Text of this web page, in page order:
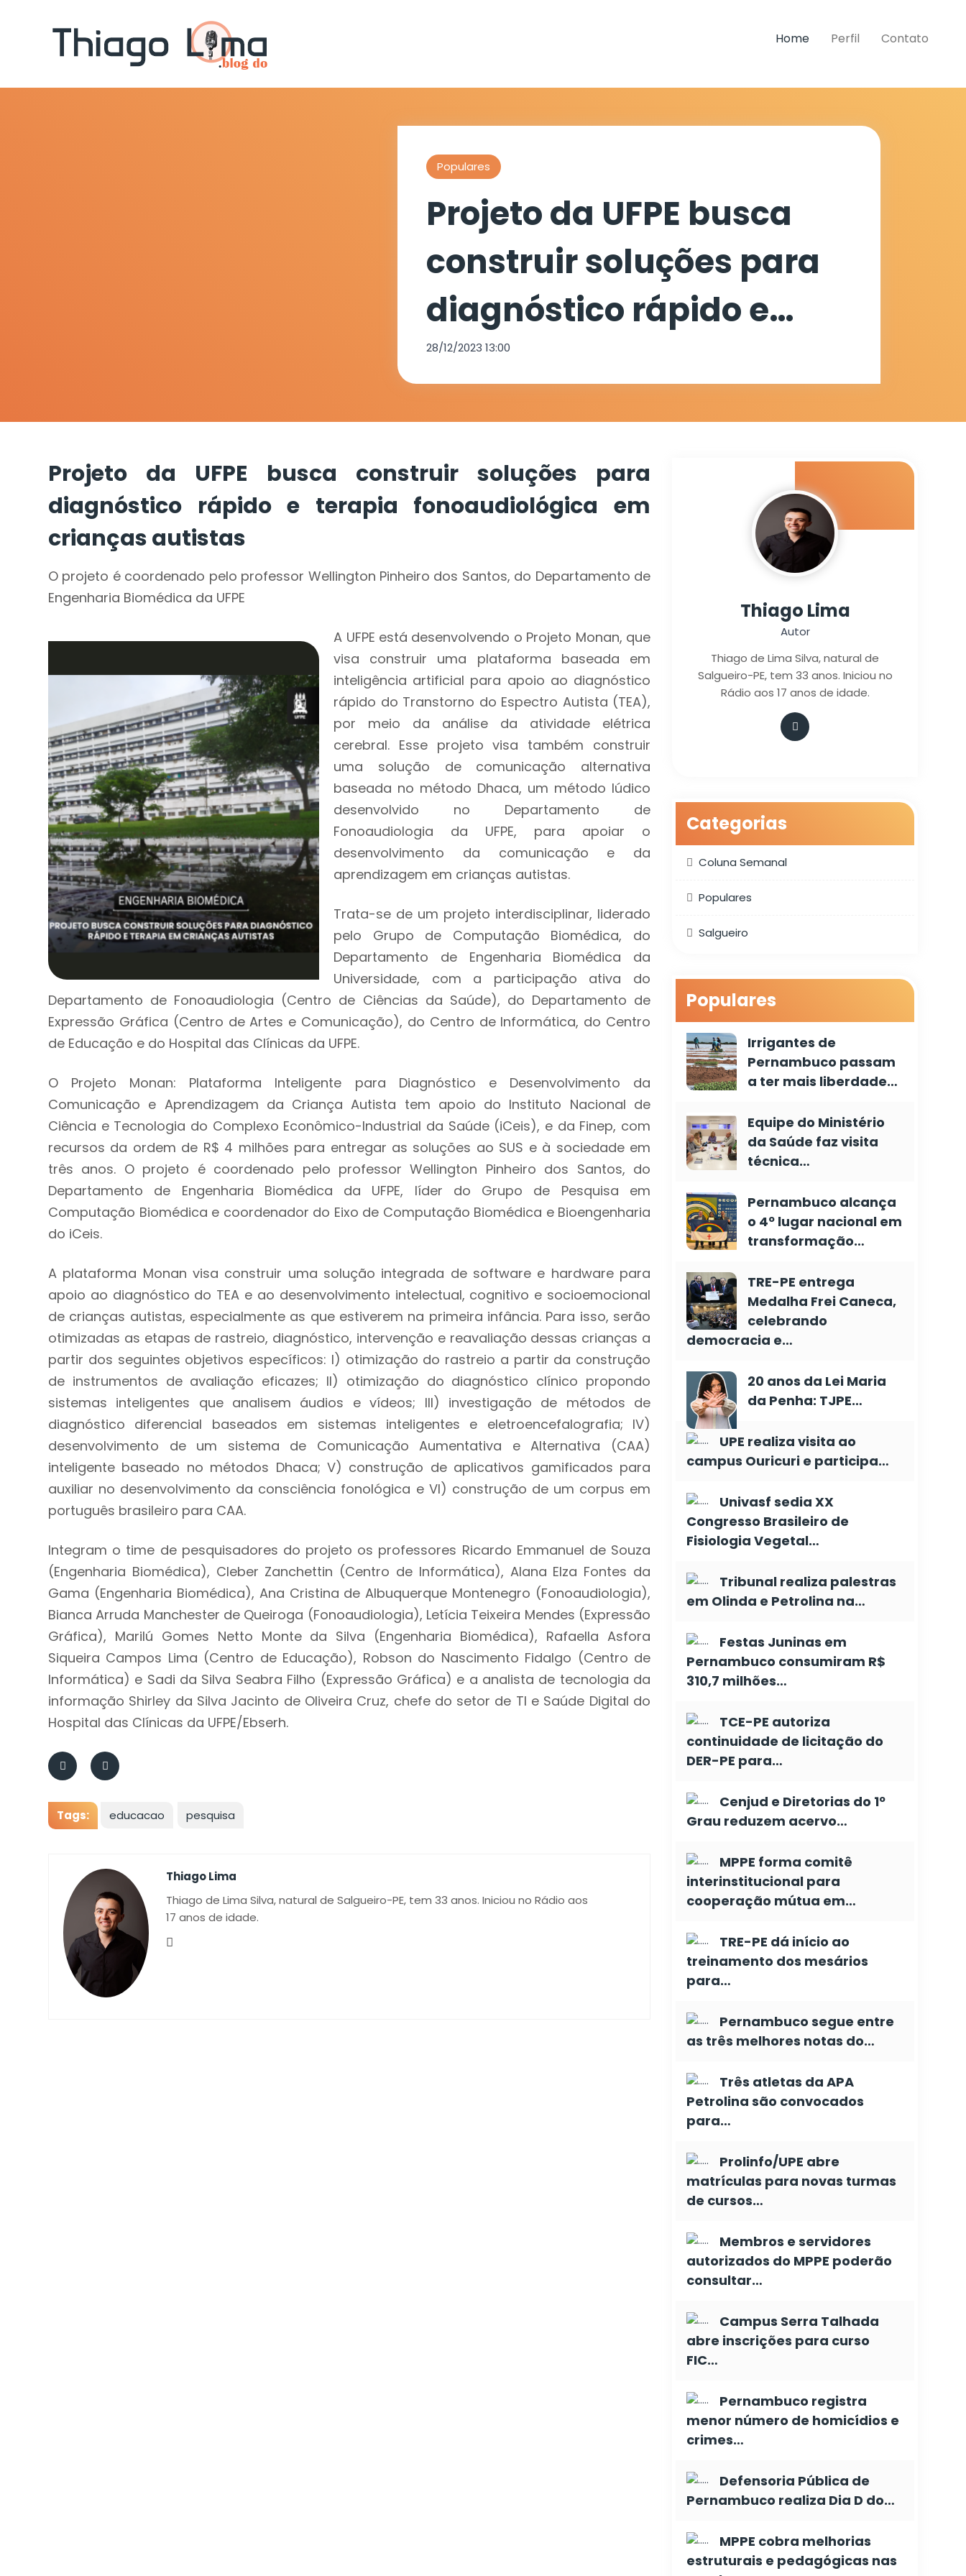
Home Perfil Contato
Populares
Projeto da UFPE busca
construir soluções para
diagnóstico rápido e
terapia fonoaudiológica
28/12/2023 13:00
Projeto da UFPE busca construir soluções para
diagnóstico rápido e terapia fonoaudiológica em
crianças autistas
O projeto é coordenado pelo professor Wellington Pinheiro dos Santos, do Departamento de
Engenharia Biomédica da UFPE
A UFPE está desenvolvendo o Projeto Monan, que
visa construir uma plataforma baseada em
inteligência artificial para apoio ao diagnóstico
rápido do Transtorno do Espectro Autista (TEA),
por meio da análise da atividade elétrica
cerebral. Esse projeto visa também construir
uma solução de comunicação alternativa
baseada no método Dhaca, um método lúdico
desenvolvido no Departamento de
Fonoaudiologia da UFPE, para apoiar o
desenvolvimento da comunicação e da
aprendizagem em crianças autistas.
Trata-se de um projeto interdisciplinar, liderado
pelo Grupo de Computação Biomédica, do
Departamento de Engenharia Biomédica da
Universidade, com a participação ativa do
Departamento de Fonoaudiologia (Centro de Ciências da Saúde), do Departamento de
Expressão Gráfica (Centro de Artes e Comunicação), do Centro de Informática, do Centro
de Educação e do Hospital das Clínicas da UFPE.
O Projeto Monan: Plataforma Inteligente para Diagnóstico e Desenvolvimento da
Comunicação e Aprendizagem da Criança Autista tem apoio do Instituto Nacional de
Ciência e Tecnologia do Complexo Econômico-Industrial da Saúde (iCeis), e da Finep, com
recursos da ordem de R$ 4 milhões para entregar as soluções ao SUS e à sociedade em
três anos. O projeto é coordenado pelo professor Wellington Pinheiro dos Santos, do
Departamento de Engenharia Biomédica da UFPE, líder do Grupo de Pesquisa em
Computação Biomédica e coordenador do Eixo de Computação Biomédica e Bioengenharia
do iCeis.
A plataforma Monan visa construir uma solução integrada de software e hardware para
apoio ao diagnóstico do TEA e ao desenvolvimento intelectual, cognitivo e socioemocional
de crianças autistas, especialmente as que estiverem na primeira infância. Para isso, serão
otimizadas as etapas de rastreio, diagnóstico, intervenção e reavaliação dessas crianças a
partir dos seguintes objetivos específicos: I) otimização do rastreio a partir da construção
de instrumentos de avaliação eficazes; II) otimização do diagnóstico clínico propondo
sistemas inteligentes que analisem áudios e vídeos; III) investigação de métodos de
diagnóstico diferencial baseados em sistemas inteligentes e eletroencefalografia; IV)
desenvolvimento de um sistema de Comunicação Aumentativa e Alternativa (CAA)
inteligente baseado no métodos Dhaca; V) construção de aplicativos gamificados para
auxiliar no desenvolvimento da consciência fonológica e VI) construção de um corpus em
português brasileiro para CAA.
Integram o time de pesquisadores do projeto os professores Ricardo Emmanuel de Souza
(Engenharia Biomédica), Cleber Zanchettin (Centro de Informática), Alana Elza Fontes da
Gama (Engenharia Biomédica), Ana Cristina de Albuquerque Montenegro (Fonoaudiologia),
Bianca Arruda Manchester de Queiroga (Fonoaudiologia), Letícia Teixeira Mendes (Expressão
Gráfica), Marilú Gomes Netto Monte da Silva (Engenharia Biomédica), Rafaella Asfora
Siqueira Campos Lima (Centro de Educação), Robson do Nascimento Fidalgo (Centro de
Informática) e Sadi da Silva Seabra Filho (Expressão Gráfica) e a analista de tecnologia da
informação Shirley da Silva Jacinto de Oliveira Cruz, chefe do setor de TI e Saúde Digital do
Hospital das Clínicas da UFPE/Ebserh.
Tags: educacao pesquisa
Thiago Lima
Thiago de Lima Silva, natural de Salgueiro-PE, tem 33 anos. Iniciou no Rádio aos
17 anos de idade.
Thiago Lima
Autor
Thiago de Lima Silva, natural de
Salgueiro-PE, tem 33 anos. Iniciou no
Rádio aos 17 anos de idade.
Categorias
Coluna Semanal
Populares
Salgueiro
Populares
Irrigantes de
Pernambuco passam
a ter mais liberdade…
Equipe do Ministério
da Saúde faz visita
técnica…
Pernambuco alcança
o 4º lugar nacional em
transformação…
TRE-PE entrega
Medalha Frei Caneca,
celebrando
democracia e…
20 anos da Lei Maria
da Penha: TJPE…
UPE realiza visita ao
campus Ouricuri e participa…
Univasf sedia XX
Congresso Brasileiro de
Fisiologia Vegetal…
Tribunal realiza palestras
em Olinda e Petrolina na…
Festas Juninas em
Pernambuco consumiram R$
310,7 milhões…
TCE-PE autoriza
continuidade de licitação do
DER-PE para…
Cenjud e Diretorias do 1º
Grau reduzem acervo…
MPPE forma comitê
interinstitucional para
cooperação mútua em…
TRE-PE dá início ao
treinamento dos mesários
para…
Pernambuco segue entre
as três melhores notas do…
Três atletas da APA
Petrolina são convocados
para…
Prolinfo/UPE abre
matrículas para novas turmas
de cursos…
Membros e servidores
autorizados do MPPE poderão
consultar…
Campus Serra Talhada
abre inscrições para curso
FIC…
Pernambuco registra
menor número de homicídios e
crimes…
Defensoria Pública de
Pernambuco realiza Dia D do…
MPPE cobra melhorias
estruturais e pedagógicas nas